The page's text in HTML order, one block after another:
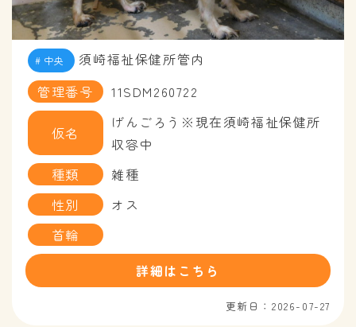
中央
須崎福祉保健所管内
管理番号
11SDM260722
仮名
げんごろう※現在須崎福祉保健所
収容中
種類
雑種
性別
オス
首輪
詳細はこちら
更新日：2026-07-27